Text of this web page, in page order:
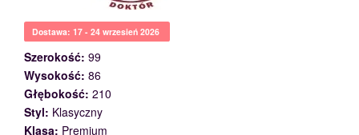
Dostawa: 17 - 24 wrzesień 2026
Szerokość: 99
Wysokość: 86
Głębokość: 210
Styl: Klasyczny
Klasa: Premium